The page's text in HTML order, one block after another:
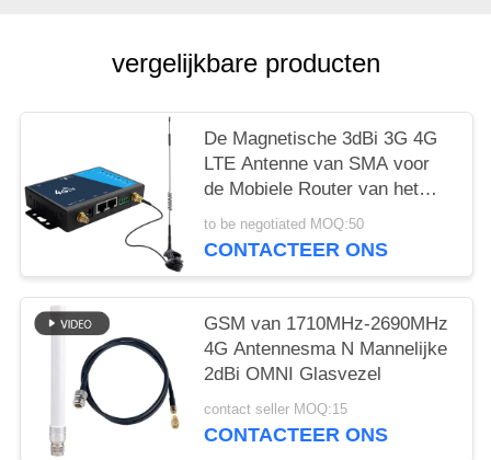
vergelijkbare producten
De Magnetische 3dBi 3G 4G
LTE Antenne van SMA voor
de Mobiele Router van het
Telefoonsignaal LTE
to be negotiated MOQ:50
CONTACTEER ONS
GSM van 1710MHz-2690MHz
4G Antennesma N Mannelijke
2dBi OMNI Glasvezel
contact seller MOQ:15
CONTACTEER ONS